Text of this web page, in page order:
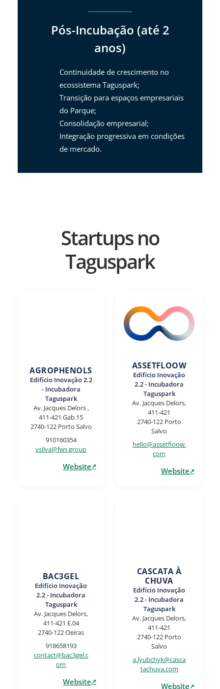
Pós-Incubação (até 2
anos)
Continuidade de crescimento no
ecossistema Taguspark;
Transição para espaços empresariais
do Parque;
Consolidação empresarial;
Integração progressiva em condições
de mercado.
Startups no
Taguspark
AGROPHENOLS
Edifício Inovação 2.2
- Incubadora
Taguspark
Av. Jacques Delors ,
411-421 Gab.15
2740-122 Porto Salvo
910160354
vsilva@fws.group
Website
ASSETFLOOW
Edifício Inovação
2.2 - Incubadora
Taguspark
Av. Jacques Delors,
411-421
2740-122 Porto
Salvo
hello@assetfloow.
com
Website
BAC3GEL
Edifício Inovação
2.2 - Incubadora
Taguspark
Av. Jacques Delors,
411-421 E.04
2740-122 Oeiras
918658193
contact@bac3gel.c
om
Website
CASCATA À
CHUVA
Edifício Inovação
2.2 - Incubadora
Taguspark
Av. Jacques Delors,
411-421
2740-122 Porto
Salvo
a.lyubchyk@casca
tachuva.com
Website